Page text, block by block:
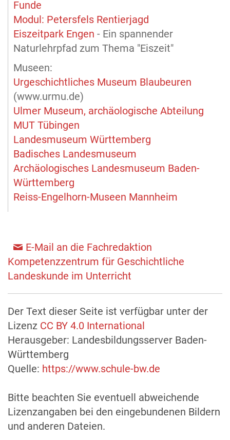
Funde
Modul: Petersfels Rentierjagd
Eiszeitpark Engen - Ein spannender
Naturlehrpfad zum Thema "Eiszeit"
Museen:
Urgeschichtliches Museum Blaubeuren
(www.urmu.de)
Ulmer Museum, archäologische Abteilung
MUT Tübingen
Landesmuseum Württemberg
Badisches Landesmuseum
Archäologisches Landesmuseum Baden-
Württemberg
Reiss-Engelhorn-Museen Mannheim
E-Mail an die Fachredaktion
Kompetenzzentrum für Geschichtliche
Landeskunde im Unterricht
Der Text dieser Seite ist verfügbar unter der
Lizenz CC BY 4.0 International
Herausgeber: Landesbildungsserver Baden-
Württemberg
Quelle: https://www.schule-bw.de
Bitte beachten Sie eventuell abweichende
Lizenzangaben bei den eingebundenen Bildern
und anderen Dateien.